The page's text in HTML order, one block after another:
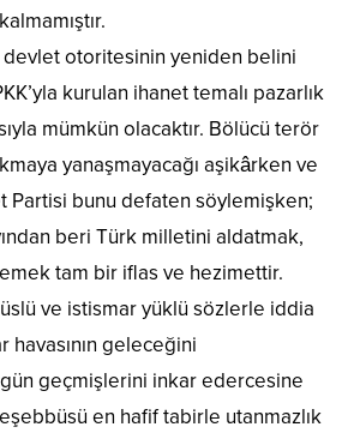
otoritesinin yeniden belini
kurulan ihanet temalı pazarlık
mümkün olacaktır. Bölücü terör
yanaşmayacağı aşikârken ve
Partisi bunu defaten söylemişken;
beri Türk milletini aldatmak,
tam bir iflas ve hezimettir.
ve istismar yüklü sözlerle iddia
geleceğini
geçmişlerini inkar edercesine
en hafif tabirle utanmazlık